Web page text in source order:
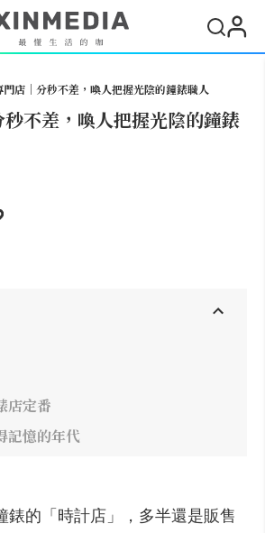
門店｜分秒不差，喚人把握光陰的鐘錶職人
不差，喚人把握光陰的鐘錶
店定番
記憶的年代
錶的「時計店」，多半還是販售